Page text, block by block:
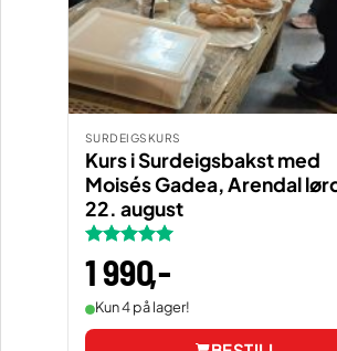
SURDEIGSKURS
Kurs i Surdeigsbakst med
Moisés Gadea, Arendal
22. august
Vurdert5
av 5
1 990,-
Kun 4 på lager!